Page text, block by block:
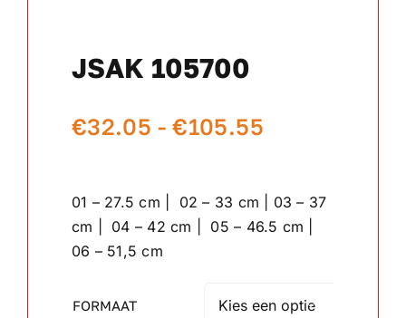
Medailles
Kampioensschalen
Rozetten
JSAK 105700
€32.05 - €105.55Prijsklasse:
€105.55
01 – 27.5 cm | 02 – 33 cm | 03 – 37
cm | 04 – 42 cm | 05 – 46.5 cm |
06 – 51,5 cm
FORMAAT 